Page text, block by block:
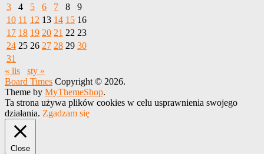
3
4 5 6 7 8
9
10 11 12 13 14 15 16
17 18 19 20 21 22 23
24 25 26 27 28 29 30
31
« lis
sty »
Board Times Copyright © 2026.
Theme by MyThemeShop.
Ta strona używa plików cookies w celu usprawnienia swojego
działania. Zgadzam się
Close